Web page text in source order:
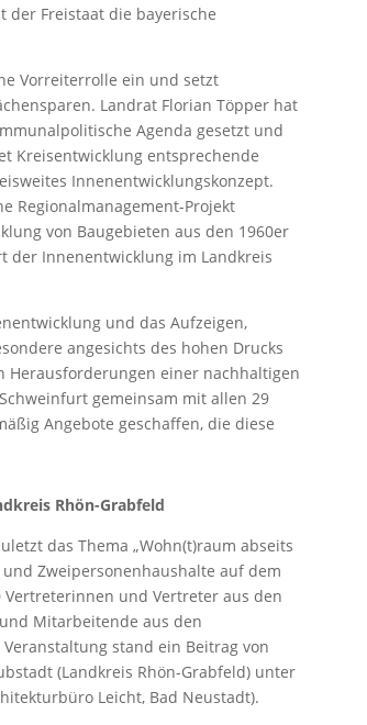
der Freistaat die bayerische
Vorreiterrolle ein und setzt
Landrat Florian Töpper hat
Agenda gesetzt und
Kreisentwicklung entsprechende
Innenentwicklungskonzept.
Regionalmanagement-Projekt
von Baugebieten aus den 1960er
der Innenentwicklung im Landkreis
und das Aufzeigen,
angesichts des hohen Drucks
Herausforderungen einer nachhaltigen
gemeinsam mit allen 29
Angebote geschaffen, die diese
Rhön-Grabfeld
das Thema „Wohn(t)raum abseits
Zweipersonenhaushalte auf dem
und Vertreter aus den
Mitarbeitende aus den
stand ein Beitrag von
(Landkreis Rhön-Grabfeld) unter
Leicht, Bad Neustadt).